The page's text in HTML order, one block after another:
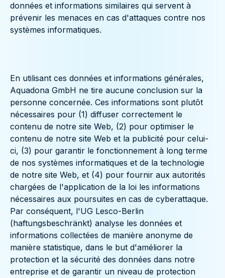
données et informations similaires qui servent à
prévenir les menaces en cas d'attaques contre nos
systèmes informatiques.
En utilisant ces données et informations générales,
Aquadona GmbH ne tire aucune conclusion sur la
personne concernée. Ces informations sont plutôt
nécessaires pour (1) diffuser correctement le
contenu de notre site Web, (2) pour optimiser le
contenu de notre site Web et la publicité pour celui-
ci, (3) pour garantir le fonctionnement à long terme
de nos systèmes informatiques et de la technologie
de notre site Web, et (4) pour fournir aux autorités
chargées de l'application de la loi les informations
nécessaires aux poursuites en cas de cyberattaque.
Par conséquent, l'UG Lesco-Berlin
(haftungsbeschränkt) analyse les données et
informations collectées de manière anonyme de
manière statistique, dans le but d'améliorer la
protection et la sécurité des données dans notre
entreprise et de garantir un niveau de protection